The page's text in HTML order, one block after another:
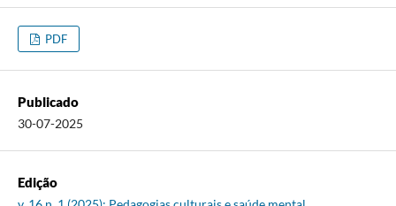
PDF
Publicado
30-07-2025
Edição